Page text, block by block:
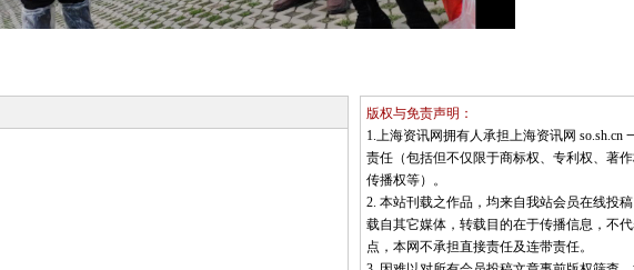
版权与免责声明：
1.上海资讯网拥有人承担上海资讯网 so.sh.cn
责任（包括但不仅限于商标权、专利权、著
传播权等）。
2. 本站刊载之作品，均来自我站会员在线投
载自其它媒体，转载目的在于传播信息，不
点，本网不承担直接责任及连带责任。